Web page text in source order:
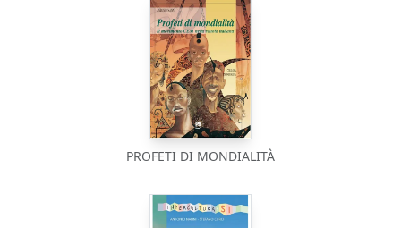
PROFETI DI MONDIALITÀ